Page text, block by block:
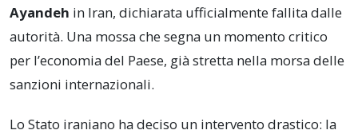
Ayandeh in Iran, dichiarata ufficialmente fallita dalle
autorità. Una mossa che segna un momento critico
per l’economia del Paese, già stretta nella morsa delle
sanzioni internazionali.
Lo Stato iraniano ha deciso un intervento drastico: la